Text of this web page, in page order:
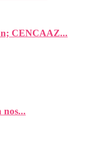
CENCAAZ...
nos...